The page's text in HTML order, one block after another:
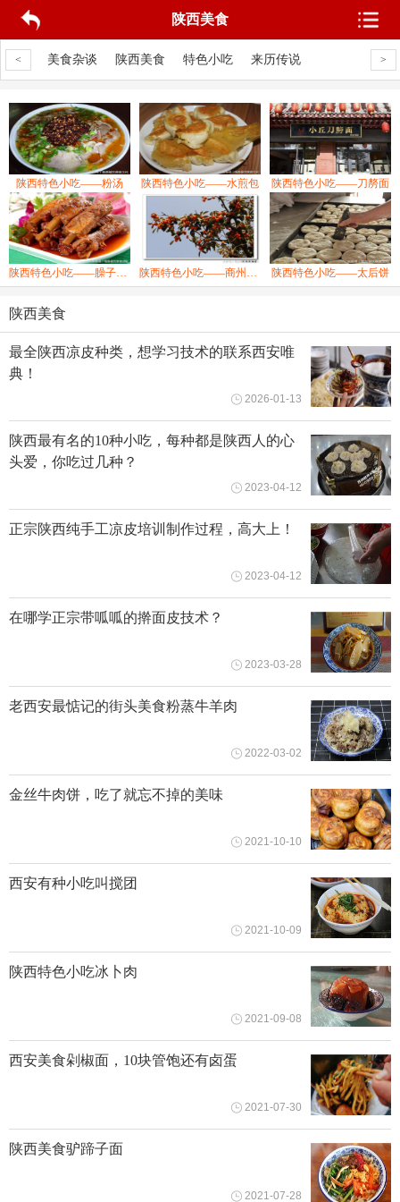
陕西美食
<
果 美食杂谈 陕西美食 特色小吃 来历传说 >
陕西特色小吃——粉汤 陕西特色小吃——水煎包 陕西特色小吃——刀剺面
陕西特色小吃——臊子排骨 陕西特色小吃——商州柿子糖 陕西特色小吃——太后饼
陕西美食
最全陕西凉皮种类，想学习技术的联系西安唯
典！
2026-01-13
陕西最有名的10种小吃，每种都是陕西人的心
头爱，你吃过几种？
2023-04-12
正宗陕西纯手工凉皮培训制作过程，高大上！
2023-04-12
在哪学正宗带呱呱的擀面皮技术？
2023-03-28
老西安最惦记的街头美食粉蒸牛羊肉
2022-03-02
金丝牛肉饼，吃了就忘不掉的美味
2021-10-10
西安有种小吃叫搅团
2021-10-09
陕西特色小吃冰卜肉
2021-09-08
西安美食剁椒面，10块管饱还有卤蛋
2021-07-30
陕西美食驴蹄子面
2021-07-28